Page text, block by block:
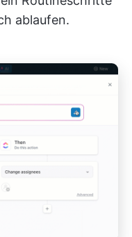
ablaufen.